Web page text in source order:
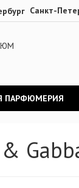
Санкт-
ПАРФЮМЕРИЯ